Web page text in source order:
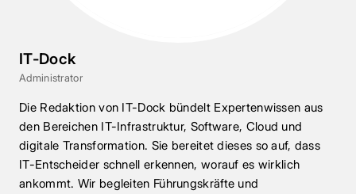
IT-Dock
Administrator
Die Redaktion von IT-Dock bündelt Expertenwissen aus
den Bereichen IT-Infrastruktur, Software, Cloud und
digitale Transformation. Sie bereitet dieses so auf, dass
IT-Entscheider schnell erkennen, worauf es wirklich
ankommt. Wir begleiten Führungskräfte und